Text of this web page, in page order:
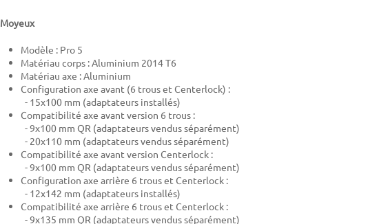
Moyeux
Modèle : Pro 5
Matériau corps : Aluminium 2014 T6
Matériau axe : Aluminium
Configuration axe avant (6 trous et Centerlock) :
- 15x100 mm (adaptateurs installés)
Compatibilité axe avant version 6 trous :
- 9x100 mm QR (adaptateurs vendus séparément)
- 20x110 mm (adaptateurs vendus séparément)
Compatibilité axe avant version Centerlock :
- 9x100 mm QR (adaptateurs vendus séparément)
Configuration axe arrière 6 trous et Centerlock :
- 12x142 mm (adaptateurs installés)
Compatibilité axe arrière 6 trous et Centerlock :
- 9x135 mm QR (adaptateurs vendus séparément)